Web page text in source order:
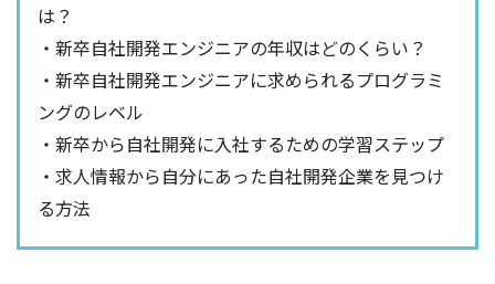
は？
・新卒自社開発エンジニアの年収はどのくらい？
・新卒自社開発エンジニアに求められるプログラミ
ングのレベル
・新卒から自社開発に入社するための学習ステップ
・求人情報から自分にあった自社開発企業を見つけ
る方法